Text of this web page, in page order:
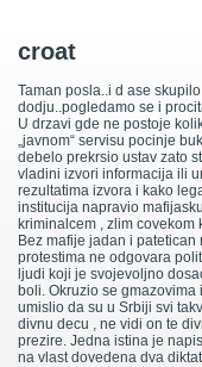
croat
Taman posla..i d ase
dodju..pogledamo se i
U drzavi gde ne postoje
„javnom“ servisu pocinje
debelo prekrsio ustav zato
vladini izvori informacija ili
rezultatima izvora i kako
institucija napravio
kriminalcem , zlim
Bez mafije jadan i
protestima ne odgovara
ljudi koji je svojevoljno
boli. Okruzio se
umislio da su u Srbiji svi
divnu decu , ne vidi on te
prezire. Jedna istina je
na vlast dovedena dva